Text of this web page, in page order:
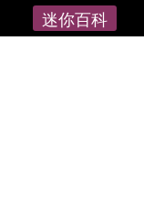
迷你百科